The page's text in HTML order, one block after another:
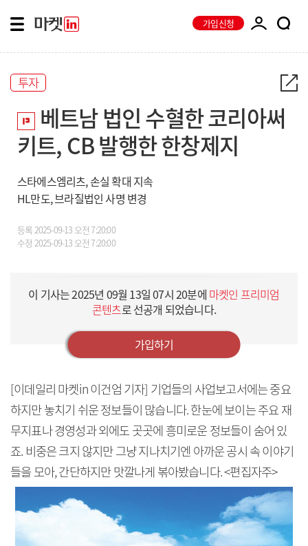
가입신청
투자
베트남 법인 수혈한 코리아써
키트, CB 발행한 한창제지
스타에스엠리츠, 손실 확대 지속
HL만도, 브라질법인 사명 변경
등록2025-09-13 오전 7:20:00
수정 2025-09-13 오전 7:20:00
이 기사는2025년 09월 13일 07시 20분에 마켓인 프리미엄
콘텐츠로 선공개 되었습니다.
가입하기
[이데일리 마켓in 이건엄 기자] 기업들의 사업보고서에는 중요
하지만 놓치기 쉬운 정보들이 많습니다. 한눈에 보이는 주요 재
무지표나 경영성과 외에도 곳곳에 흥미로운 정보들이 숨어 있
죠. 비중은 크지 않지만 그냥 지나치기엔 아까운 공시 속 이야기
들을 모아, 간단하지만 맛깔나게 볶아봤습니다. <편집자주>